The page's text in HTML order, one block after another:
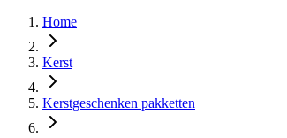
Home
Kerst
Kerstgeschenken pakketten